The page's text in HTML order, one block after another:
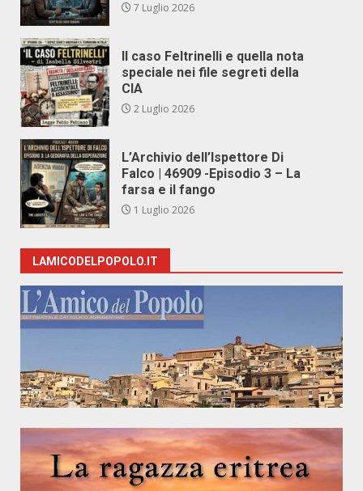
7 Luglio 2026
Il caso Feltrinelli e quella nota
speciale nei file segreti della
CIA
2 Luglio 2026
L’Archivio dell’Ispettore Di
Falco | 46909 -Episodio 3 – La
farsa e il fango
1 Luglio 2026
LAMICODELPOPOLO.IT